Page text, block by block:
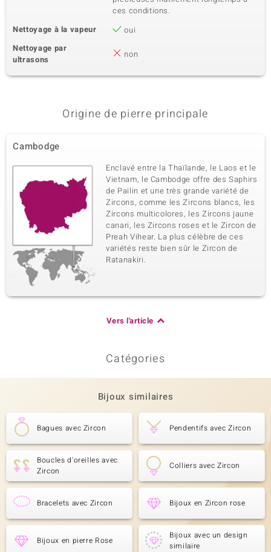
ces conditions.
Nettoyage à la vapeur
oui
Nettoyage par
ultrasons
non
Origine de pierre principale
Cambodge
Enclavé entre la Thaïlande, le Laos et le
Vietnam, le Cambodge offre des Saphirs
de Pailin et une très grande variété de
Zircons, comme les Zircons blancs, les
Zircons multicolores, les Zircons jaune
canari, les Zircons roses et le Zircon de
Preah Vihear. La plus célèbre de ces
variétés reste bien sûr le Zircon de
Ratanakiri.
Vers l'article
Catégories
Bijoux similaires
Bagues avec Zircon Pendentifs avec Zircon
Boucles d'oreilles avec
Zircon
Colliers avec Zircon
Bracelets avec Zircon Bijoux en Zircon rose
Bijoux en pierre Rose
Bijoux avec un design
similaire